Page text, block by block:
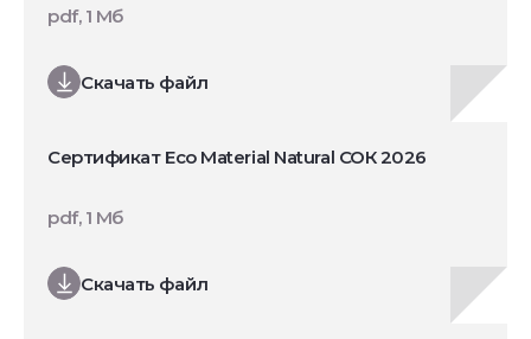
Скачать файл
pdf, 1 Мб
Сертификат Eco Material Natural СОК 2026
Скачать файл
pdf, 1 Мб